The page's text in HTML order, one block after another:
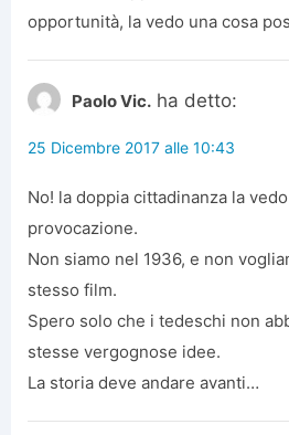
opportunità, la vedo una cosa
Paolo Vic. ha detto:
25 Dicembre 2017 alle 10:43
No! la doppia cittadinanza la
provocazione.
Non siamo nel 1936, e non
stesso film.
Spero solo che i tedeschi non
stesse vergognose idee.
La storia deve andare avanti…